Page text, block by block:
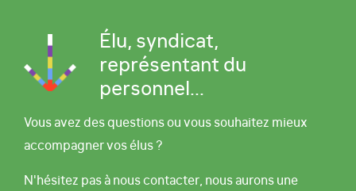
Élu, syndicat,
représentant du
personnel...
Vous avez des questions ou vous souhaitez mieux
accompagner vos élus ?
N'hésitez pas à nous contacter, nous aurons une